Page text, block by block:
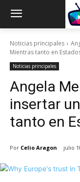
Noticias principales
Mientras tanto en
Noticias principales
Angela
insertar
tanto en
Por Celio Aragon julio